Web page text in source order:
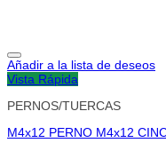
Añadir a la lista de deseos
Vista Rápida
PERNOS/TUERCAS
M4x12 PERNO M4x12